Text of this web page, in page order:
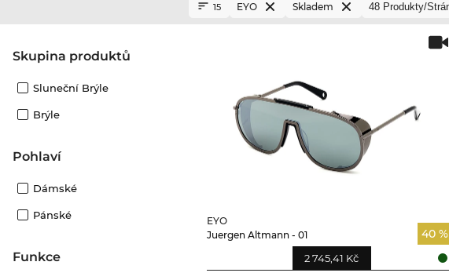
Skupina produktů
Sluneční Brýle
Brýle
Pohlaví
Dámské
Pánské
Funkce
15 EYO Skladem
EYO
Juergen Altmann - 01
40 %
2 745,41 Kč